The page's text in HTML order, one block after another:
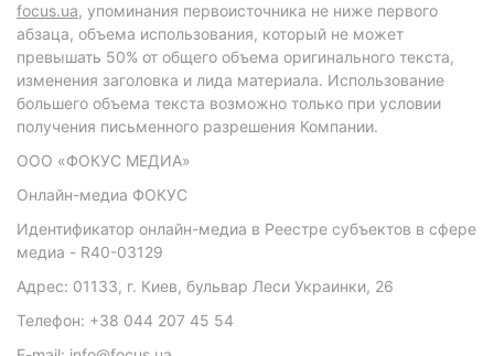
focus.ua, упоминания первоисточника не ниже первого
абзаца, объема использования, который не может
превышать 50% от общего объема оригинального текста,
изменения заголовка и лида материала. Использование
большего объема текста возможно только при условии
получения письменного разрешения Компании.
ООО «ФОКУС МЕДИА»
Онлайн-медиа ФОКУС
Идентификатор онлайн-медиа в Реестре субъектов в сфере
медиа - R40-03129
Адрес: 01133, г. Киев, бульвар Леси Украинки, 26
Телефон: +38 044 207 45 54